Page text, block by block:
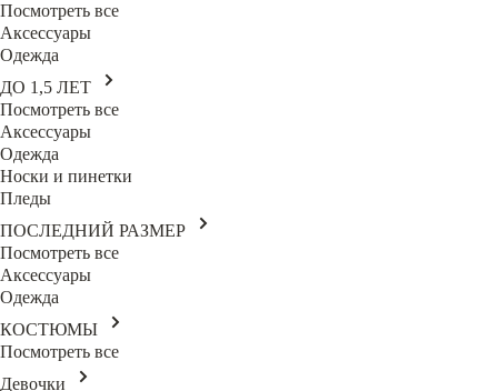
Посмотреть все
Аксессуары
Одежда
ДО 1,5 ЛЕТ
Посмотреть все
Аксессуары
Одежда
Носки и пинетки
Пледы
ПОСЛЕДНИЙ РАЗМЕР
Посмотреть все
Аксессуары
Одежда
КОСТЮМЫ
Посмотреть все
Девочки